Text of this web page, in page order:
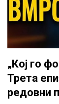
„Кој го
Трета
редовни